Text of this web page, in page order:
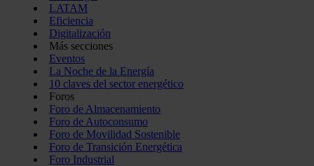
LATAM
Eficiencia
Digitalización
Más secciones
Eventos
La Noche de la Energía
10 claves del sector energético
Foros
Foro de Almacenamiento
Foro de Autoconsumo
Foro de Movilidad Sostenible
Foro de Transición Energética
Foro Industrial